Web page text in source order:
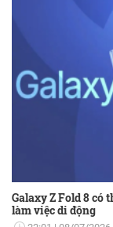
Galaxy Z Fold 8 có
làm việc di động